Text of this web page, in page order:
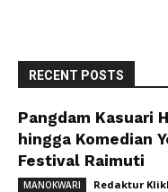
RECENT POSTS
Pangdam Kasuari
hingga Komedian
Festival Raimuti
MANOKWARI Redaktur